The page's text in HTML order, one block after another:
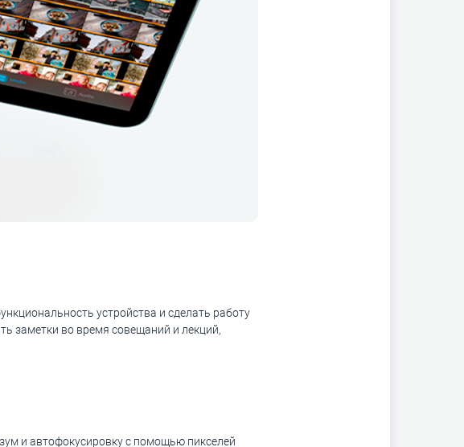
устройства и сделать работу
заметки во время совещаний и лекций,
и автофокусировку с помощью пикселей